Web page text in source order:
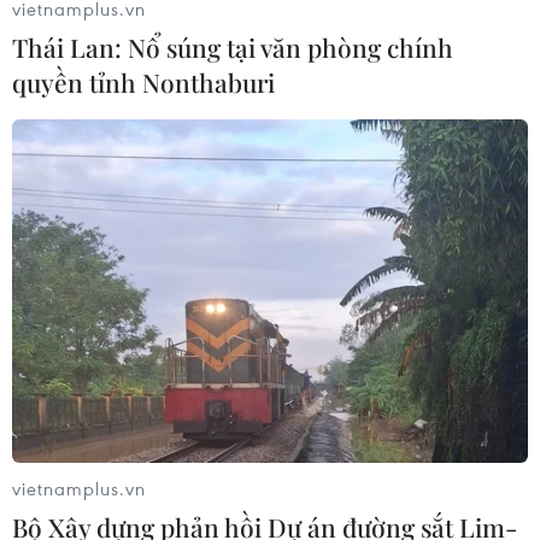
Chuyển Bộ Công an thông tin 7 cá
nhân bán vàng không rõ nguồn gốc
08/08/2026 14:37
Cựu Trưởng ban quản lý chung cư
lừa bán căn hộ tái định cư, chiếm
đoạt hơn 2 tỷ đồng
08/08/2026 13:41
Khởi tố 19 đối tượng cướp
giật tài sản tại Công ty Tân Huê Viên
vietnamplus.vn
Thái Lan: Nổ súng tại văn phòng chính
quyền tỉnh Nonthaburi
vietnamplus.vn
Bộ Xây dựng phản hồi Dự án đường sắt Lim-